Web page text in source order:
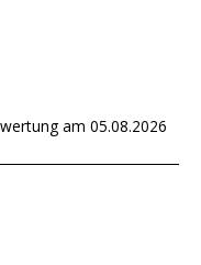
am 05.08.2026